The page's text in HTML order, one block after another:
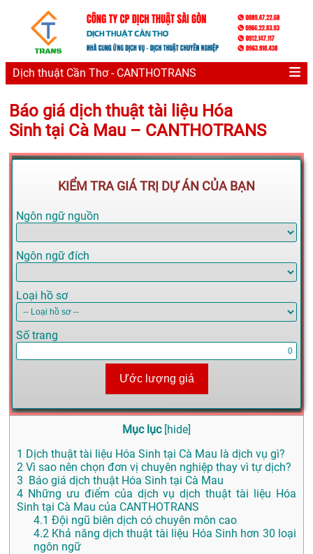
Dịch thuật Cần Thơ - CANTHOTRANS
Báo giá dịch thuật tài liệu Hóa
Sinh tại Cà Mau – CANTHOTRANS
KIỂM TRA GIÁ TRỊ DỰ ÁN CỦA BẠN
Ngôn ngữ nguồn
Ngôn ngữ đích
Loại hồ sơ
Số trang
Ước lượng giá
Mục lục [hide]
1 Dịch thuật tài liệu Hóa Sinh tại Cà Mau là dịch vụ gì?
2 Vì sao nên chọn đơn vị chuyên nghiệp thay vì tự dịch?
3 Báo giá dịch thuật Hóa Sinh tại Cà Mau
4 Những ưu điểm của dịch vụ dịch thuật tài liệu Hóa
Sinh tại Cà Mau của CANTHOTRANS
4.1 Đội ngũ biên dịch có chuyên môn cao
4.2 Khả năng dịch thuật tài liệu Hóa Sinh hơn 30 loại
ngôn ngữ